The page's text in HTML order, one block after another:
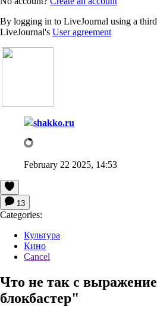
By logging in to LiveJournal using a
LiveJournal's User agreement
shakko.ru
February 22 2025, 14:53
13
Categories:
Культура
Кино
Cancel
Что не так с
блокбастер"